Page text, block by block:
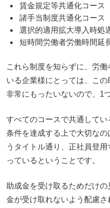
賃金規定等共通化コース
諸手当制度共通化コース
選択的適用拡大導入時処
短時間労働者労働時間延
これら制度を知らずに、労
いる企業様にとっては、こ
非常にもったいないので、1
すべてのコースで共通して
条件を達成する上で大切な
うタイトル通り、正社員登
っているということです。
助成金を受け取るためだけ
金が受け取れないよう配慮